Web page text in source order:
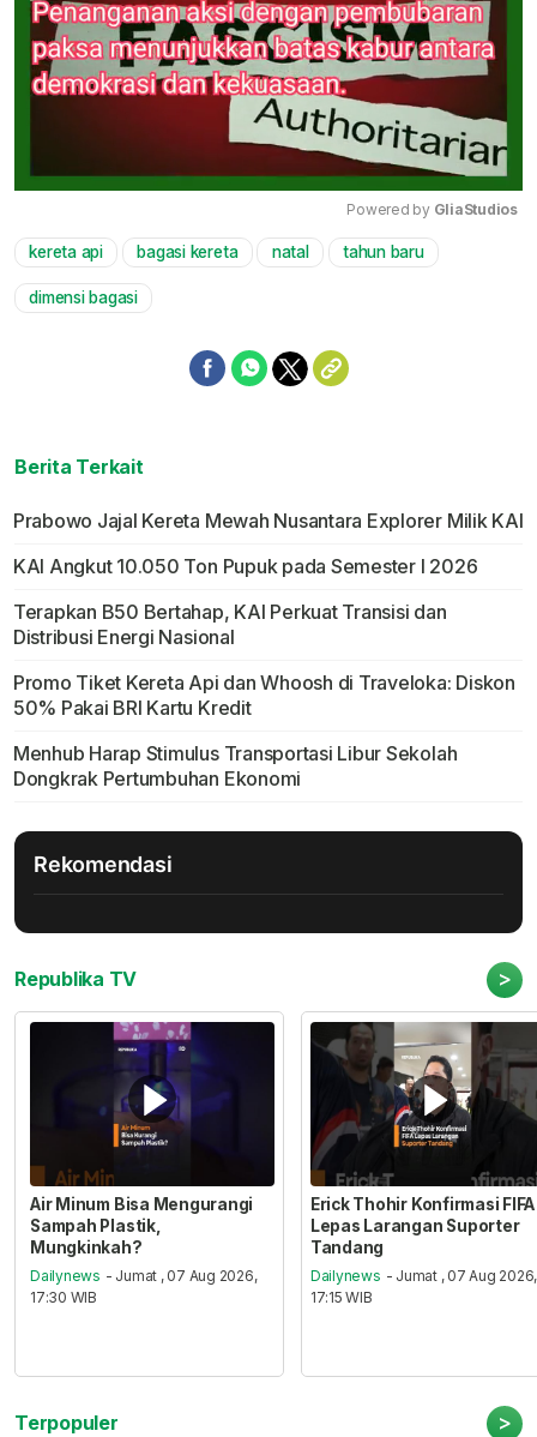
Mute
Powered by GliaStudios
kereta api bagasi kereta natal tahun baru
dimensi bagasi
Berita Terkait
Prabowo Jajal Kereta Mewah Nusantara Explorer Milik KAI
KAI Angkut 10.050 Ton Pupuk pada Semester I 2026
Terapkan B50 Bertahap, KAI Perkuat Transisi dan
Distribusi Energi Nasional
Promo Tiket Kereta Api dan Whoosh di Traveloka: Diskon
50% Pakai BRI Kartu Kredit
Menhub Harap Stimulus Transportasi Libur Sekolah
Dongkrak Pertumbuhan Ekonomi
Rekomendasi
Republika TV >
Air Minum Bisa Mengurangi
Sampah Plastik,
Mungkinkah?
Dailynews - Jumat , 07 Aug 2026,
17:30 WIB
Erick Thohir Konfirmasi FIFA
Lepas Larangan Suporter
Tandang
Dailynews - Jumat , 07 Aug 2026,
17:15 WIB
Terpopuler >